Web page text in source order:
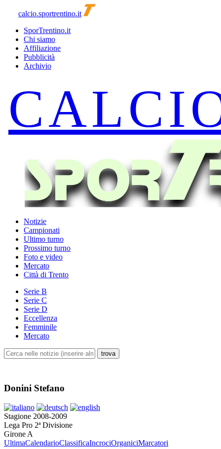
calcio.sportrentino.it
SporTrentino.it
Chi siamo
Affiliazione
Pubblicità
Archivio
Notizie
Campionati
Ultimo turno
Prossimo turno
Foto e video
Mercato
Città di Trento
Serie B
Serie C
Serie D
Eccellenza
Femminile
Mercato
Donini Stefano
Stagione 2008-2009
Lega Pro 2ª Divisione
Girone A
UltimaCalendarioClassificaIncrociOrganiciMarcatori